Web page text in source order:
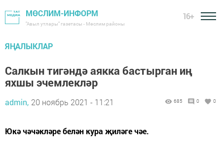
МӨСЛИМ-ИНФОРМ
"Авыл утлары" газетасы - Мөслим районы
16+
ЯҢАЛЫКЛАР
Салкын тигәндә аякка бастырган иң
яхшы эчемлекләр
admin, 20 ноябрь 2021 - 11:21 685 0 0
Юкә чәчәкләре белән кура җиләге чәе.